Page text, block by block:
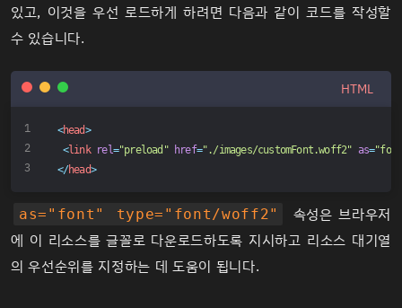
있고, 이것을 우선 로드하게 하려면 다음과 같이 코드를 작성할
수 있습니다.
HTML
<head>
<link rel="preload" href="./images/customFont.woff2" as=
</head>
as="font" type="font/woff2"
속성은 브라우저
에 이 리소스를 글꼴로 다운로드하도록 지시하고 리소스 대기열
의 우선순위를 지정하는 데 도움이 됩니다.